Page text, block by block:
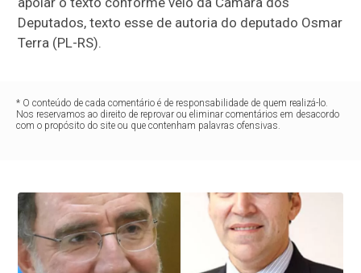
Deputados, texto esse de autoria do deputado Osmar
Terra (PL-RS).
* O conteúdo de cada comentário é de responsabilidade de quem realizá-lo.
Nos reservamos ao direito de reprovar ou eliminar comentários em desacordo
com o propósito do site ou que contenham palavras ofensivas.